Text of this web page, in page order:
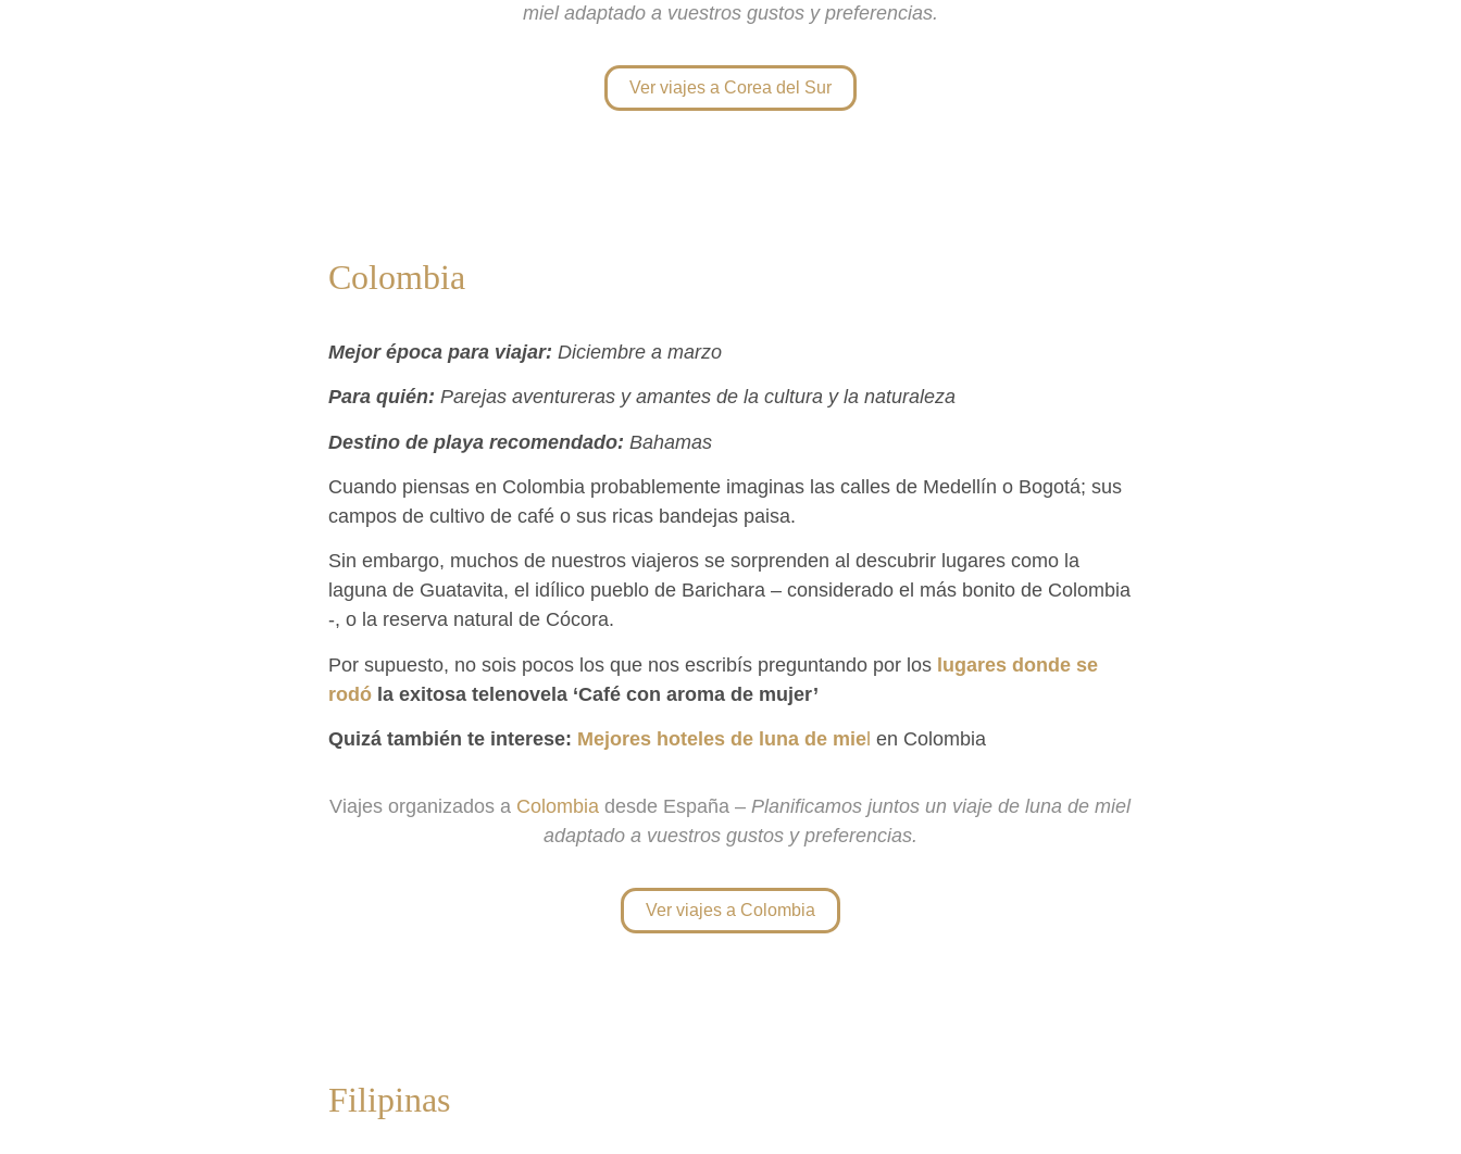
miel adaptado a vuestros gustos y preferencias.
Ver viajes a Corea del Sur
Colombia
Mejor época para viajar: Diciembre a marzo
Para quién: Parejas aventureras y amantes de la cultura y la naturaleza
Destino de playa recomendado: Bahamas
Cuando piensas en Colombia probablemente imaginas las calles de Medellín o Bogotá; sus
campos de cultivo de café o sus ricas bandejas paisa.
Sin embargo, muchos de nuestros viajeros se sorprenden al descubrir lugares como la
laguna de Guatavita, el idílico pueblo de Barichara – considerado el más bonito de Colombia
-, o la reserva natural de Cócora.
Por supuesto, no sois pocos los que nos escribís preguntando por los lugares donde se
rodóla exitosa telenovela ‘Café con aroma de mujer’
Quizá también te interese: Mejores hoteles de luna de miel en Colombia
Viajes organizados a Colombia desde España – Planificamos juntos un viaje de luna de miel
adaptado a vuestros gustos y preferencias.
Ver viajes a Colombia
Filipinas